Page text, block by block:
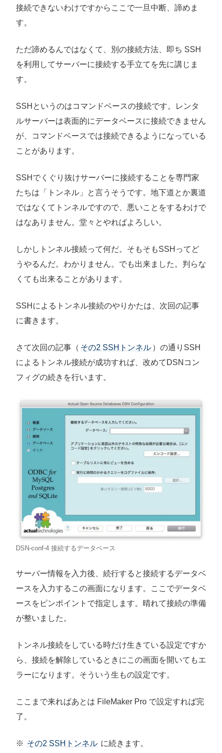
接続できないわけですからここで一旦中断、諦めま
す。
ただ諦めるんではなくて、別の接続方法、即ち SSH
を利用してサーバーに接続する手立てを先に講じま
す。
SSHというのはコマンドベースの接続です。レンタ
ルサーバーは表面的にデータベースに接続できません
が、コマンドベースでは接続できるようになっている
ことがあります。
SSHでくぐり抜けサーバーに接続することを専門家
たちは「トンネル」と言うそうです。地下道とか裏道
ではなくてトンネルですので、悪いことをするわけで
はなありません。堂々とやればよろしい。
しかしトンネル接続って何だ。そもそもSSHってど
うやるんだ。わかりません。でも出来ました。判らな
くても出来ることがあります。
SSHによるトンネル接続のやりかたは、次回の記事
に書きます。
さて次回の記事（ その2 SSHトンネル ）の通りSSH
によるトンネル接続が成功すれば、改めてDSNコン
フィグの続きを行います。
DSN-conf-4 接続するデータベース
サーバー情報を入力後、続行すると接続するデータベ
ースを入力するこの画面になります。ここでデータベ
ースをピンポイントで指定します。晴れて接続の準備
が整いました。
トンネル接続をしている時だけ生きている設定ですか
ら、接続を解除しているときにこの画面を開いてもエ
ラーになります。そういう生もの設定です。
ここまで来ればあとは FileMaker Pro で設定すれば完
了。
※ その2 SSHトンネル に続きます。